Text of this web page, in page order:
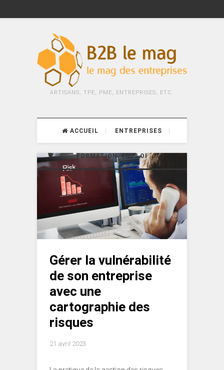
ARTISANS, TPE, PME, ENTREPRISES, ETC.
ACCUEIL ENTREPRISES
FORMATION, EMPLOI
Gérer la vulnérabilité
de son entreprise
avec une
cartographie des
risques
21 avril 2023